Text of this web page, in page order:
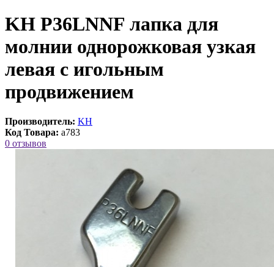
KH P36LNNF лапка для
молнии однорожковая узкая
левая с игольным
продвижением
Производитель: KH
Код Товара: a783
0 отзывов